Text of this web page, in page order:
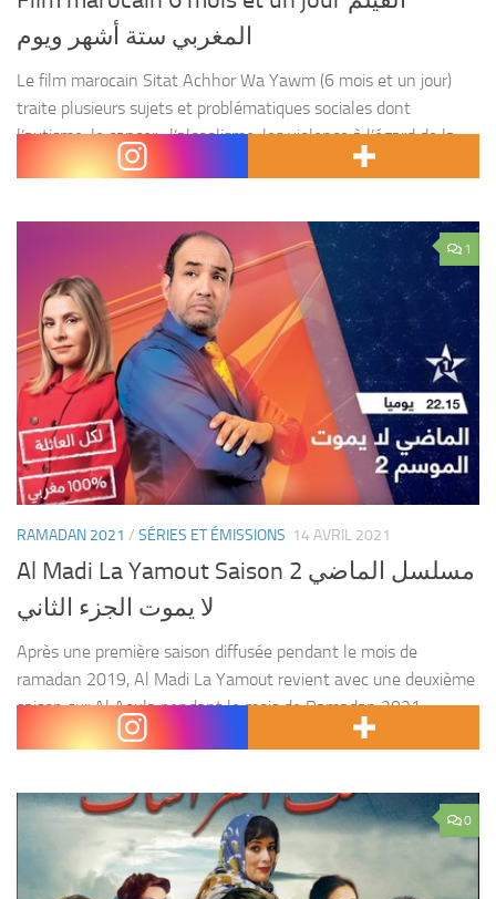
المغربي ستة أشهر ويوم
Le film marocain Sitat Achhor Wa Yawm (6 mois et un jour)
traite plusieurs sujets et problématiques sociales dont
l’autisme, le cancer , l’alcoolisme, les violence à l’égard de la
femme et la précarité...
1
RAMADAN 2021 / SÉRIES ET ÉMISSIONS 14 AVRIL 2021
Al Madi La Yamout Saison 2 مسلسل الماضي
لا يموت الجزء الثاني
Après une première saison diffusée pendant le mois de
ramadan 2019, Al Madi La Yamout revient avec une deuxième
saison sur Al Aoula pendant le mois de Ramadan 2021.
Réalisé par : Hicham Jbari....
0